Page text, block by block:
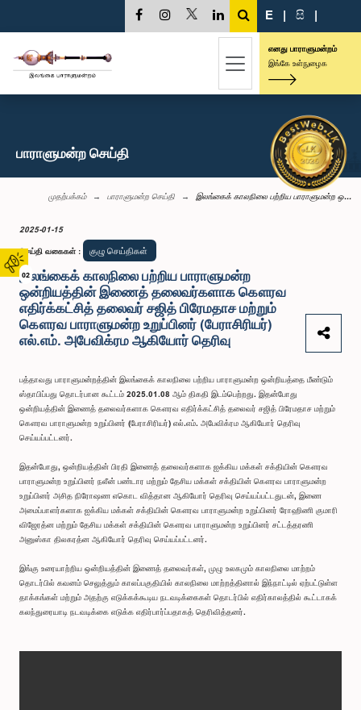
02
E | සි |
எனது பாராளுமன்றம்
இங்கே உள்நுழைக
பாராளுமன்ற செய்தி
முதற்பக்கம் பாராளுமன்ற செய்தி இலங்கைக் காலநிலை பற்றிய பாராளுமன்ற ஒ...
2025-01-15
செய்தி வகைகள் : குழு செய்திகள்
இலங்கைக் காலநிலை பற்றிய பாராளுமன்ற
ஒன்றியத்தின் இணைத் தலைவர்களாக கௌரவ
எதிர்க்கட்சித் தலைவர் சஜித் பிரேமதாச மற்றும்
கௌரவ பாராளுமன்ற உறுப்பினர் (பேராசிரியர்)
எல்.எம். அபேவிக்ரம ஆகியோர் தெரிவு
பத்தாவது பாராளுமன்றத்தின் இலங்கைக் காலநிலை பற்றிய பாராளுமன்ற ஒன்றியத்தை மீண்டும்
ஸ்தாபிப்பது தொடர்பான கூட்டம் 2025.01.08 ஆம் திகதி இடம்பெற்றது. இதன்போது
ஒன்றியத்தின் இணைத் தலைவர்களாக கௌரவ எதிர்க்கட்சித் தலைவர் சஜித் பிரேமதாச மற்றும்
கௌரவ பாராளுமன்ற உறுப்பினர் (பேராசிரியர்) எல்.எம். அபேவிக்ரம ஆகியோர் தெரிவு
செய்யப்பட்டனர்.
இதன்போது, ஒன்றியத்தின் பிரதி இணைத் தலைவர்களாக ஐக்கிய மக்கள் சக்தியின் கௌரவ
பாராளுமன்ற உறுப்பினர் நலீன் பண்டார மற்றும் தேசிய மக்கள் சக்தியின் கௌரவ பாராளுமன்ற
உறுப்பினர் அசித நிரோஷண எகொட வித்தான ஆகியோர் தெரிவு செய்யப்பட்டதுடன், இணை
அமைப்பாளர்களாக ஐக்கிய மக்கள் சக்தியின் கௌரவ பாராளுமன்ற உறுப்பினர் ரோஹிணி குமாரி
விஜேரத்ன மற்றும் தேசிய மக்கள் சக்தியின் கௌரவ பாராளுமன்ற உறுப்பினர் சட்டத்தரணி
அனுஸ்கா திலகரத்ன ஆகியோர் தெரிவு செய்யப்பட்டனர்.
இங்கு உரையாற்றிய ஒன்றியத்தின் இணைத் தலைவர்கள், முழு உலகமும் காலநிலை மாற்றம்
தொடர்பில் கவனம் செலுத்தும் காலப்பகுதியில் காலநிலை மாற்றத்தினால் இந்நாட்டில் ஏற்பட்டுள்ள
தாக்கங்கள் மற்றும் அதற்கு எடுக்கக்கூடிய நடவடிக்கைகள் தொடர்பில் எதிர்காலத்தில் கூட்டாகக்
கலந்துரையாடி நடவடிக்கை எடுக்க எதிர்பார்ப்பதாகத் தெரிவித்தனர்.